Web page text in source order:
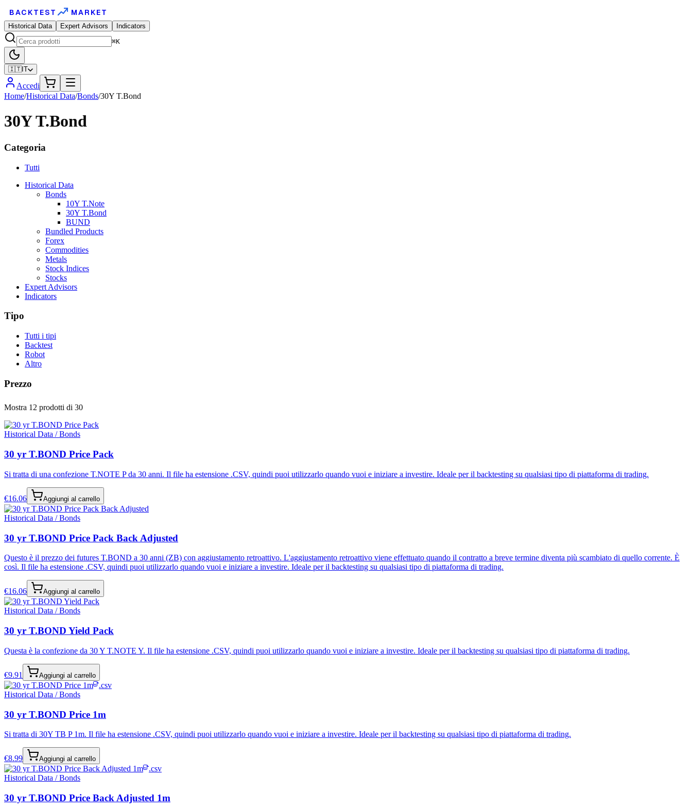
BACKTEST MARKET
Historical Data Expert Advisors
Indicators
⌘K
🇮🇹IT
Accedi
Home/Historical Data/Bonds/30Y T.Bond
30Y T.Bond
Categoria
Tutti
Historical Data
Bonds
10Y T.Note
30Y T.Bond
BUND
Bundled Products
Forex
Commodities
Metals
Stock Indices
Stocks
Expert Advisors
Indicators
Tipo
Tutti i tipi
Backtest
Robot
Altro
Prezzo
Mostra 12 prodotti di 30
Historical Data / Bonds
30 yr T.BOND Price Pack
Si tratta di una confezione T.NOTE P da 30 anni. Il file ha estensione .CSV, quindi puoi utilizzarlo quando vuoi e iniziare a investire. Ideale per il backtesting su qualsiasi tipo di piattaforma di trading.
€16.06 Aggiungi al carrello
Historical Data / Bonds
30 yr T.BOND Price Pack Back Adjusted
Questo è il prezzo dei futures T.BOND a 30 anni (ZB) con aggiustamento retroattivo. L'aggiustamento retroattivo viene effettuato quando il contratto a breve termine diventa più scambiato di quello corrente. È
così. Il file ha estensione .CSV, quindi puoi utilizzarlo quando vuoi e iniziare a investire. Ideale per il backtesting su qualsiasi tipo di piattaforma di trading.
€16.06 Aggiungi al carrello
Historical Data / Bonds
30 yr T.BOND Yield Pack
Questa è la confezione da 30 Y T.NOTE Y. Il file ha estensione .CSV, quindi puoi utilizzarlo quando vuoi e iniziare a investire. Ideale per il backtesting su qualsiasi tipo di piattaforma di trading.
€9.91 Aggiungi al carrello
.csv
Historical Data / Bonds
30 yr T.BOND Price 1m
Si tratta di 30Y TB P 1m. Il file ha estensione .CSV, quindi puoi utilizzarlo quando vuoi e iniziare a investire. Ideale per il backtesting su qualsiasi tipo di piattaforma di trading.
€8.99 Aggiungi al carrello
.csv
Historical Data / Bonds
30 yr T.BOND Price Back Adjusted 1m